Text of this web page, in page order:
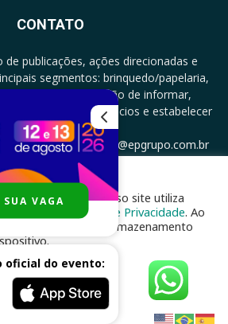
CONTATO
publicações, ações direcionadas e
segmentos: brinquedo/papelaria,
a três com a missão de informar,
encontro de negócios e estabelecer
parcerias.
- atendimento@epgrupo.com.br
SIGA-NOS
pornhsinfo.com.br
e navegação, nosso site utiliza
a nossa
Política de Privacidade. Ao
concorda com o armazenamento
VAGA
oficial do evento: